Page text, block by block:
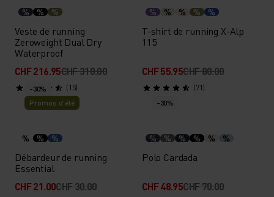
% % %
Veste de running
Zeroweight Dual Dry
Waterproof
CHF 216.95CHF 310.00
(15)
% % % % %
T-shirt de running X-Alp
115
CHF 55.95CHF 80.00
(71)
-30%
Promos d’été
% % %
Débardeur de running
Essential
CHF 21.00CHF 30.00
-30%
% % % % % %
Polo Cardada
CHF 48.95CHF 70.00